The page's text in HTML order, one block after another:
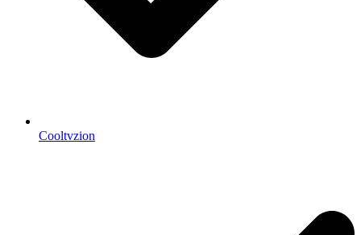
Cooltvzion